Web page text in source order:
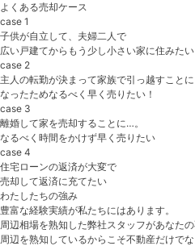
よくある売却ケース
case 1
子供が自立して、夫婦二人で
広い戸建てからもう少し小さい家に住みたい
case 2
主人の転勤が決まって家族で引っ越すことに
なったためなるべく早く売りたい！
case 3
離婚して家を売却することに…。
なるべく時間をかけず早く売りたい
case 4
住宅ローンの返済が大変で
売却して返済に充てたい
わたしたちの強み
豊富な経験実績が私たちにはあります。
周辺相場を熟知した弊社スタッフがあなた
周辺を熟知しているからこそ不動産だけで